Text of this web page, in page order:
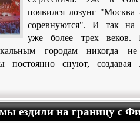
появился лозунг "Москва
соревнуются". И так на
уже более трех веков.
городам никогда не
постоянно снуют,
ездили на границу с